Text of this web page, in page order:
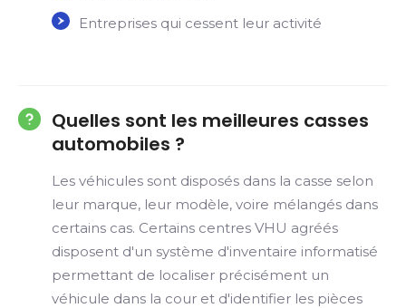
Entreprises qui cessent leur activité
Quelles sont les meilleures casses
automobiles ?
Les véhicules sont disposés dans la casse selon
leur marque, leur modèle, voire mélangés dans
certains cas. Certains centres VHU agréés
disposent d'un système d'inventaire informatisé
permettant de localiser précisément un
véhicule dans la cour et d'identifier les pièces